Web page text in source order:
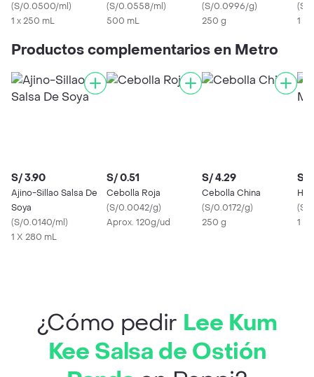
(S/0.0500/ml)
1 x 250 mL
(S/0.0558/ml)
500 mL
(S/0.0996/g)
250 g
(S/
1 X
Productos complementarios en Metro
S/ 3.90
Ajino-Sillao Salsa De
Soya
(S/0.0140/ml)
1 X 280 mL
S/ 0.51
Cebolla Roja
(S/0.0042/g)
Aprox. 120g/ud
S/ 4.29
Cebolla China
(S/0.0172/g)
250 g
S/
(S/
1
¿Cómo pedir Lee Kum
Kee Salsa de Ostión